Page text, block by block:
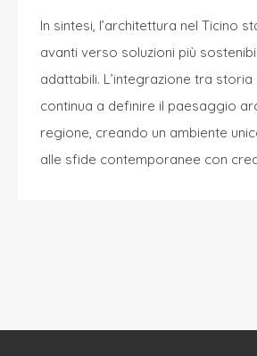
In sintesi, l’architettura nel Ticino
avanti verso soluzioni più
adattabili. L’integrazione tra
continua a definire il paesaggio
regione, creando un ambiente
alle sfide contemporanee con